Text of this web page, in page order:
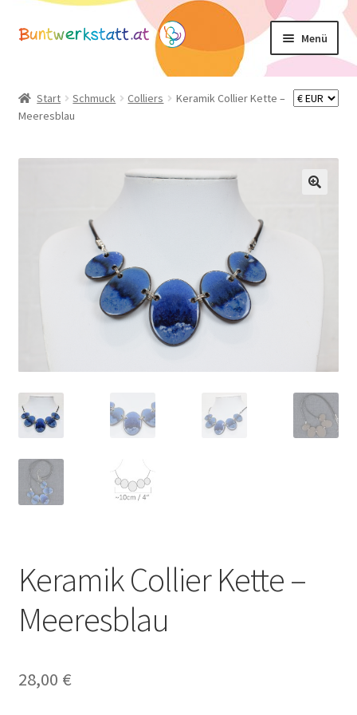
Zur
Zum
Menü
öffnen
Mein Konto
Warenkorb
Start Schmuck Colliers
Keramik Collier Kette –
Meeresblau
Keramik Collier Kette –
Meeresblau
28,00 €